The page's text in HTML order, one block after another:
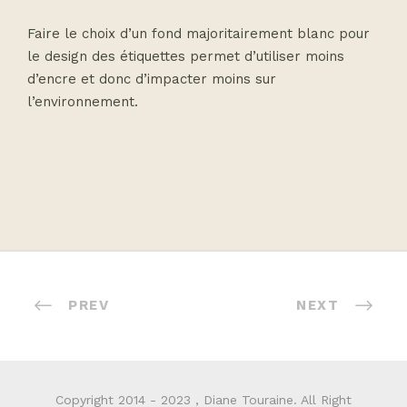
Faire le choix d’un fond majoritairement blanc pour
le design des étiquettes permet d’utiliser moins
d’encre et donc d’impacter moins sur
l’environnement.
PREV NEXT
Copyright 2014 - 2023 , Diane Touraine. All Right